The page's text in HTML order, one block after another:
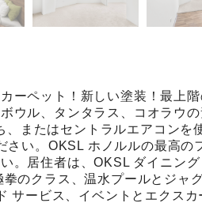
ーペット！新しい塗装！最上
ウル、タンタラス、コオラウ
またはセントラルエアコンを
い。OKSL ホノルルの最高の
。居住者は、OKSL ダイニン
のクラス、温水プールとジャ
サービス、イベントとエクス